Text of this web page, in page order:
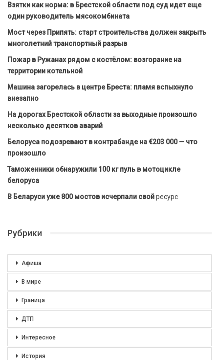
Взятки как норма: в Брестской области под суд идет еще
один руководитель мясокомбината
Мост через Припять: старт строительства должен закрыть
многолетний транспортный разрыв
Пожар в Ружанах рядом с костёлом: возгорание на
территории котельной
Машина загорелась в центре Бреста: пламя вспыхнуло
внезапно
На дорогах Брестской области за выходные произошло
несколько десятков аварий
Белоруса подозревают в контрабанде на €203 000 — что
произошло
Таможенники обнаружили 100 кг пуль в мотоцикле
белоруса
В Беларуси уже 800 мостов исчерпали свойресурс
Рубрики
Афиша
В мире
Граница
ДТП
Интересное
История